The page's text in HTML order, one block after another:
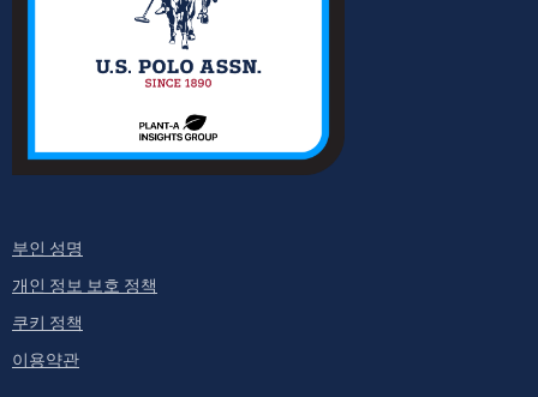
부인 성명
개인 정보 보호 정책
쿠키 정책
이용약관